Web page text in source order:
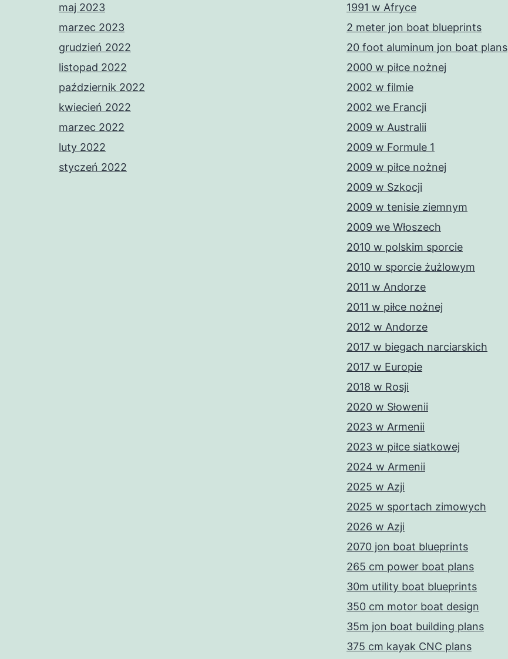
maj 2023
marzec 2023
grudzień 2022
listopad 2022
październik 2022
kwiecień 2022
marzec 2022
luty 2022
styczeń 2022
1991 w Afryce
2 meter jon boat blueprints
20 foot aluminum jon boat plans
2000 w piłce nożnej
2002 w filmie
2002 we Francji
2009 w Australii
2009 w Formule 1
2009 w piłce nożnej
2009 w Szkocji
2009 w tenisie ziemnym
2009 we Włoszech
2010 w polskim sporcie
2010 w sporcie żużlowym
2011 w Andorze
2011 w piłce nożnej
2012 w Andorze
2017 w biegach narciarskich
2017 w Europie
2018 w Rosji
2020 w Słowenii
2023 w Armenii
2023 w piłce siatkowej
2024 w Armenii
2025 w Azji
2025 w sportach zimowych
2026 w Azji
2070 jon boat blueprints
265 cm power boat plans
30m utility boat blueprints
350 cm motor boat design
35m jon boat building plans
375 cm kayak CNC plans